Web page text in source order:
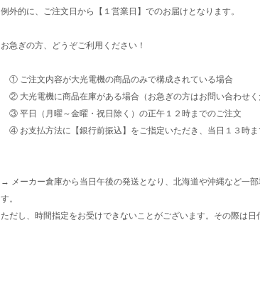
例外的に、ご注文日から【１営業日】でのお届けとなります。
お急ぎの方、どうぞご利用ください！
① ご注文内容が大光電機の商品のみで構成されている場合
② 大光電機に商品在庫がある場合（お急ぎの方はお問い合わせく
③ 平日（月曜～金曜・祝日除く）の正午１２時までのご注文
④ お支払方法に【銀行前振込】をご指定いただき、当日１３時
→ メーカー倉庫から当日午後の発送となり、北海道や沖縄など一
す。
ただし、時間指定をお受けできないことがございます。その際は日